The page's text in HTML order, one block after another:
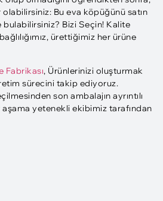
Bu eva köpüğünü satın
Bizi Seçin! Kalite
ürettiğimiz her ürüne
Fabrikası, Ürünlerinizi oluşturmak
sürecini takip ediyoruz.
son ambalajın ayrıntılı
yetenekli ekibimiz tarafından